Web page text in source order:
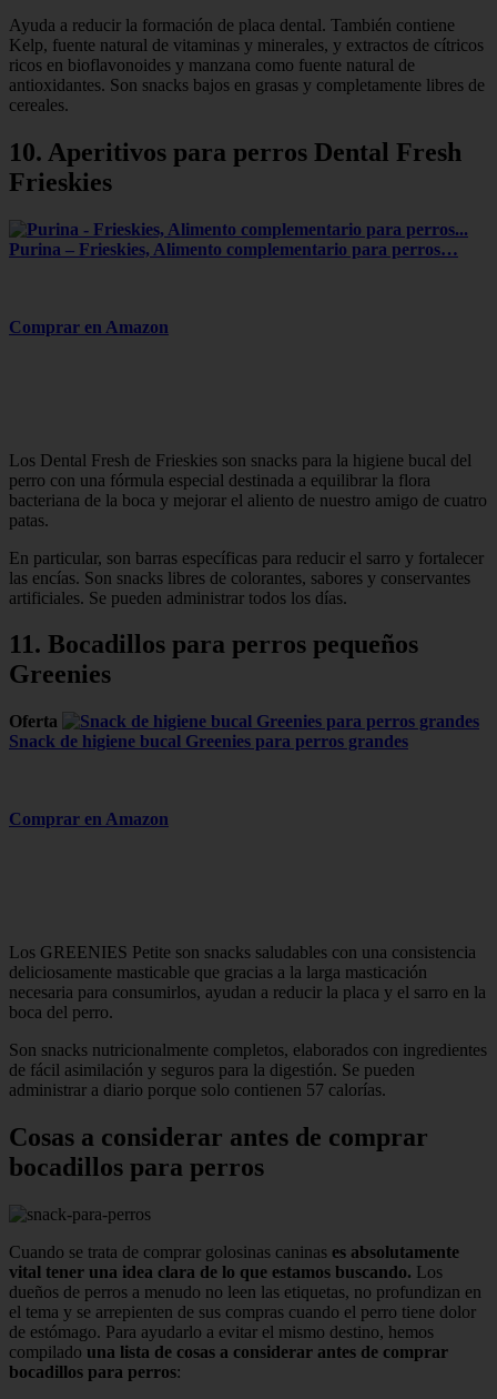
Ayuda a reducir la formación de placa dental. También contiene
Kelp, fuente natural de vitaminas y minerales, y extractos de cítricos
ricos en bioflavonoides y manzana como fuente natural de
antioxidantes. Son snacks bajos en grasas y completamente libres de
cereales.
10. Aperitivos para perros Dental Fresh
Frieskies
Purina – Frieskies, Alimento complementario para perros…
Comprar en Amazon
Los Dental Fresh de Frieskies son snacks para la higiene bucal del
perro con una fórmula especial destinada a equilibrar la flora
bacteriana de la boca y mejorar el aliento de nuestro amigo de cuatro
patas.
En particular, son barras específicas para reducir el sarro y fortalecer
las encías. Son snacks libres de colorantes, sabores y conservantes
artificiales. Se pueden administrar todos los días.
11. Bocadillos para perros pequeños
Greenies
Oferta
Snack de higiene bucal Greenies para perros grandes
Comprar en Amazon
Los GREENIES Petite son snacks saludables con una consistencia
deliciosamente masticable que gracias a la larga masticación
necesaria para consumirlos, ayudan a reducir la placa y el sarro en la
boca del perro.
Son snacks nutricionalmente completos, elaborados con ingredientes
de fácil asimilación y seguros para la digestión. Se pueden
administrar a diario porque solo contienen 57 calorías.
Cosas a considerar antes de comprar
bocadillos para perros
Cuando se trata de comprar golosinas caninas es absolutamente
vital tener una idea clara de lo que estamos buscando. Los
dueños de perros a menudo no leen las etiquetas, no profundizan en
el tema y se arrepienten de sus compras cuando el perro tiene dolor
de estómago. Para ayudarlo a evitar el mismo destino, hemos
compilado una lista de cosas a considerar antes de comprar
bocadillos para perros: